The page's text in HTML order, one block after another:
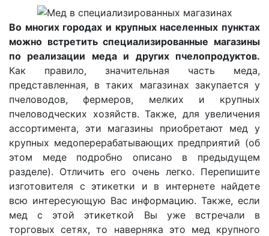
Во многих городах и крупных населенных пунктах
можно встретить специализированные магазины
по реализации меда и других пчелопродуктов.
Как правило, значительная часть меда,
представленная, в таких магазинах закупается у
пчеловодов, фермеров, мелких и крупных
пчеловодческих хозяйств. Также, для увеличения
ассортимента, эти магазины приобретают мед у
крупных медоперерабатывающих предприятий (об
этом меде подробно описано в предыдущем
разделе). Отличить его очень легко. Перепишите
изготовителя с этикетки и в интернете найдете
всю интересующую Вас информацию. Также, если
мед с этой этикеткой Вы уже встречали в
торговых сетях, то наверняка это мед крупного